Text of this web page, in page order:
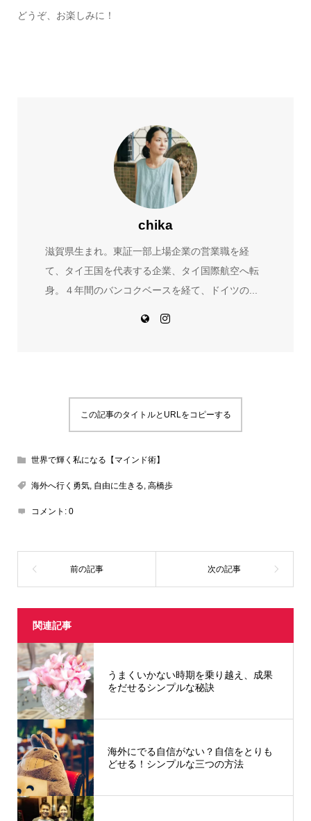
どうぞ、お楽しみに！
chika
滋賀県生まれ。東証一部上場企業の営業職を経
て、タイ王国を代表する企業、タイ国際航空へ転
身。４年間のバンコクベースを経て、ドイツの...
この記事のタイトルとURLをコピーする
世界で輝く私になる【マインド術】
海外へ行く勇気, 自由に生きる 高橋歩
コメント: 0
関連記事
うまくいかない時期を乗り越え、成果
をだせるシンプルな秘訣
海外にでる自信がない？自信をとりも
どせる！シンプルな三つの方法